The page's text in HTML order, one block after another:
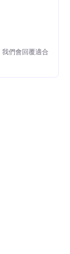
們會回覆適合